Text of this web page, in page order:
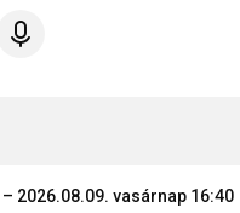
2026.08.09. vasárnap 16:40